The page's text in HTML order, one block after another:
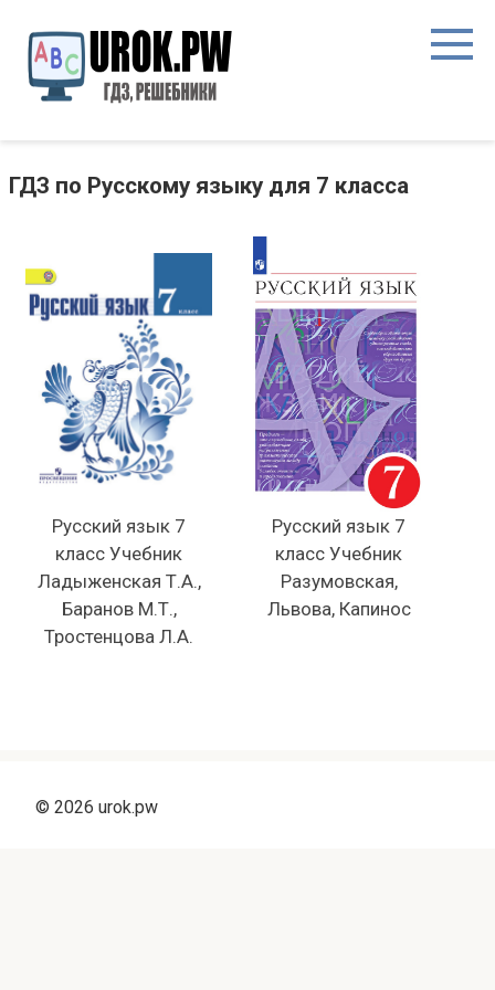
ГДЗ по Русскому языку для 7 класса
Русский язык 7
класс Учебник
Ладыженская Т.А.,
Баранов М.Т.,
Тростенцова Л.А.
Русский язык 7
класс Учебник
Разумовская,
Львова, Капинос
© 2026 urok.pw